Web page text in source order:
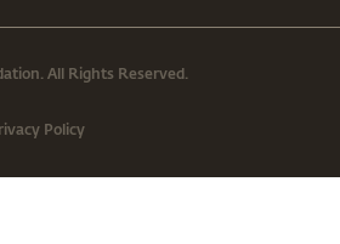
All Rights Reserved.
Policy